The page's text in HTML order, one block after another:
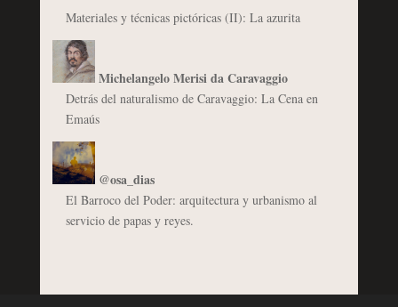
Materiales y técnicas pictóricas (II): La azurita
Michelangelo Merisi da Caravaggio
Detrás del naturalismo de Caravaggio: La Cena en
Emaús
@osa_dias
El Barroco del Poder: arquitectura y urbanismo al
servicio de papas y reyes.